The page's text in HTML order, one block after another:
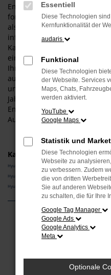
Entscheiden Sie sich für
fortan bestens motorisiert
als Experten für diesen
informieren Sie gern über die
Kauf resultieren. Gerne
einsteigen – der Weg aus
Ihnen den Hyundai i20
auch als Tageszulassung.
uns auch gebrauchte
Jahreswagens und damit
Entdecken Sie die vielen
Autohaus Schneider bietet.
Kategorie
Hyundai i20 Neuwagen Altdorf
Hyundai i20 Vorführwagen Altdorf
Hyundai i20 Gebrauchtwagen Altdorf
Fehler: Network
Hier sind ein paar
Essentiell
Diese Technologien
Kernfunktionalität der
audaris
Funktional
Diese Technologien
der Webseite. Services
Maps, Chats,
werden aktiviert.
YouTube
Google Maps
Statistik und
Diese Technologien
Webseite zu
zu verbessern. Zudem
die von dritten
Sie auf anderen
zu schalten, die für Ihre
Google Tag Manager
Google Ads
Google Analytics
Meta
Optionale